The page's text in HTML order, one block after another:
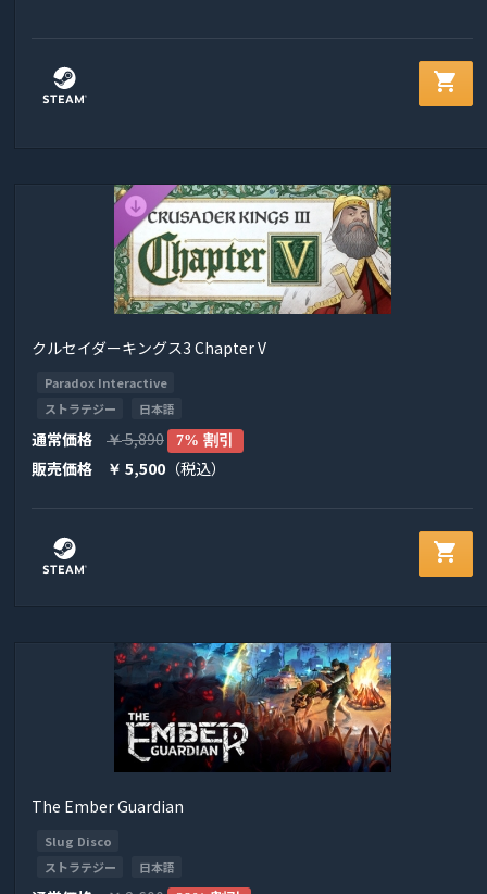
shopping_cart
クルセイダーキングス3 Chapter V
Paradox Interactive
ストラテジー
日本語
通常価格 ￥5,890 7% 割引
販売価格 ￥ 5,500 （税込）
shopping_cart
The Ember Guardian
Slug Disco
ストラテジー
日本語